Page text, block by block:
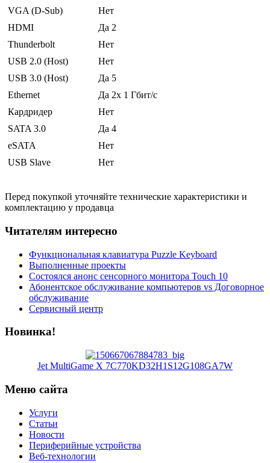
VGA (D-Sub)
Нет
HDMI
Да 2
Thunderbolt
Нет
USB 2.0 (Host)
Нет
USB 3.0 (Host)
Да 5
Ethernet
Да 2x 1 Гбит/с
Кардридер
Нет
SATA 3.0
Да 4
eSATA
Нет
USB Slave
Нет
Перед покупкой уточняйте технические характеристики и
комплектацию у продавца
Читателям интересно
Функциональная клавиатура Puzzle Keyboard
Выполненные проекты
Состоялся анонс сенсорного монитора Touch 10
Абонентское обслуживание компьютеров vs Договорное
обслуживание
Сервисный центр
Новинка!
Jet MultiGame X 7C770KD32H1S12G108GA7W
Меню сайта
Услуги
Статьи
Новости
Периферийные устройства
Веб-технологии